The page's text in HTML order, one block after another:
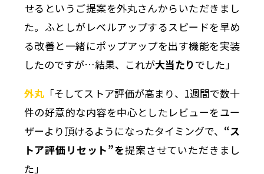
せるというご提案を外丸さんからいただきまし
た。ふとしがレベルアップするスピードを早め
る改善と一緒にポップアップを出す機能を実装
したのですが…結果、これが大当たりでした」
外丸「そしてストア評価が高まり、1週間で数十
件の好意的な内容を中心としたレビューをユー
ザーより頂けるようになったタイミングで、 “ス
トア評価リセット”を提案させていただきまし
た」